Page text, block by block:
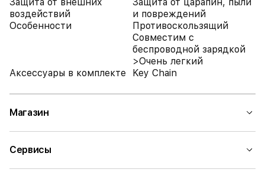
воздействий
и повреждений
Особенности
Противоскользящий
Совместим с
беспроводной зарядкой
>Очень легкий
Аксессуары в комплекте
Key Chain
Магазин
Сервисы